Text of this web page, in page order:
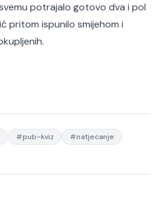
potrajalo gotovo dva i pol
pritom ispunilo smijehom i
#pub-kviz #natjecanje